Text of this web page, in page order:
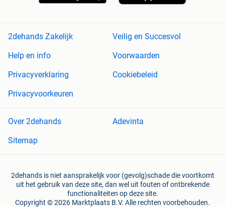
2dehands Zakelijk
Veilig en Succesvol
Help en info
Voorwaarden
Privacyverklaring
Cookiebeleid
Privacyvoorkeuren
Over 2dehands
Adevinta
Sitemap
2dehands is niet aansprakelijk voor (gevolg)schade die voortkomt
uit het gebruik van deze site, dan wel uit fouten of ontbrekende
functionaliteiten op deze site.
Copyright © 2026 Marktplaats B.V. Alle rechten voorbehouden.